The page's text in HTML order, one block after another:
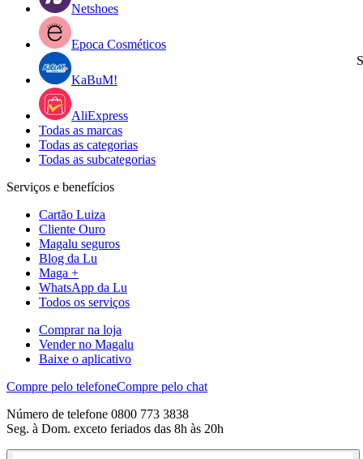
Netshoes
Epoca Cosméticos
KaBuM!
AliExpress
Todas as marcas
Todas as categorias
Todas as subcategorias
Serviços e benefícios
Cartão Luiza
Cliente Ouro
Magalu seguros
Blog da Lu
Maga +
WhatsApp da Lu
Todos os serviços
Comprar na loja
Vender no Magalu
Baixe o aplicativo
Compre pelo telefoneCompre pelo chat
Número de telefone 0800 773 3838
Seg. à Dom. exceto feriados das 8h às 20h